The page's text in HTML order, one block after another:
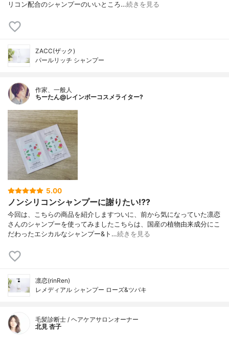
リコン配合のシャンプーのいいところ…続きを見る
ZACC(ザック)
パールリッチ シャンプー
作家、一般人
ちーたん@レインボーコスメライター?
5.00
ノンシリコンシャンプーに謝りたい⁉️?
今回は、こちらの商品を紹介しますついに、前から気になっていた凛恋
さんのシャンプーを使ってみましたこちらは、国産の植物由来成分にこ
だわったエシカルなシャンプー&ト…続きを見る
凛恋(rinRen)
レメディアル シャンプー ローズ&ツバキ
毛髪診断士 / ヘアケアサロンオーナー
北見 杏子